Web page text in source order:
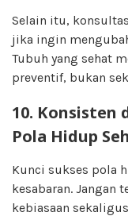
Selain itu,
jika ingin
Tubuh yang sehat
preventif, bukan
10. Konsisten
Pola Hidup
Kunci sukses pola
kesabaran. Jangan
kebiasaan